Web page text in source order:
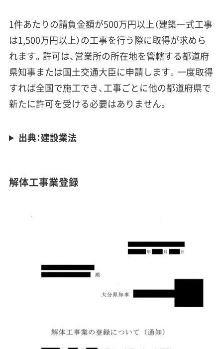
1件あたりの請負金額が500万円以上（建築一式工事
は1,500万円以上）の工事を行う際に取得が求めら
れます。許可は、営業所の所在地を管轄する都道府
県知事または国土交通大臣に申請します。一度取得
すれば全国で施工でき、工事ごとに他の都道府県で
新たに許可を受ける必要はありません。
出典：建設業法
解体工事業登録